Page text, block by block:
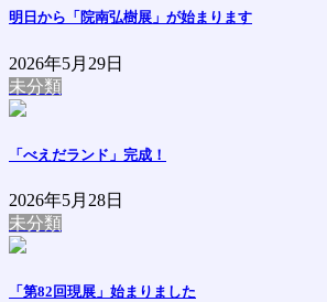
明日から「院南弘樹展」が始まります
2026年5月29日
未分類
「べえだランド」完成！
2026年5月28日
未分類
「第82回現展」始まりました